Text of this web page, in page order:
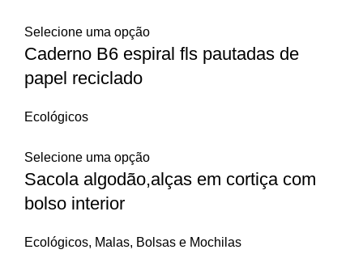
Selecione uma opção
Caderno B6 espiral fls pautadas de
papel reciclado
Ecológicos
Selecione uma opção
Sacola algodão,alças em cortiça com
bolso interior
Ecológicos, Malas, Bolsas e Mochilas